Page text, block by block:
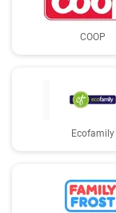
COOP
Ecofamily